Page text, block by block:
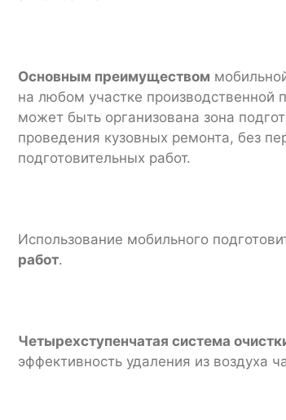
Основным преимуществом
на любом участке
может быть организована зона
проведения кузовных ремонта, без
подготовительных работ.
Использование мобильного
работ.
Четырехступенчатая система
эффективность удаления из